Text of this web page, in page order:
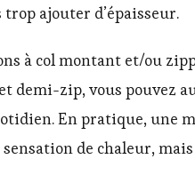
ajouter d’épaisseur.
à col montant et/ou
demi-zip, vous pouvez
En pratique, une
de chaleur,